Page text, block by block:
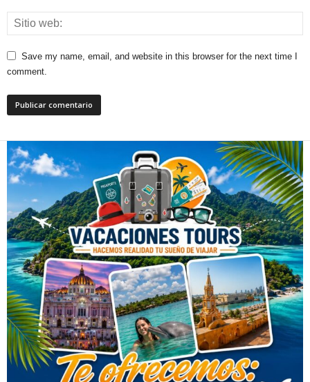
Save my name, email, and website in this browser for the next time I
comment.